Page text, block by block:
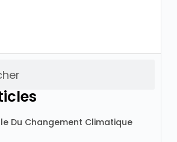
Du Changement Climatique